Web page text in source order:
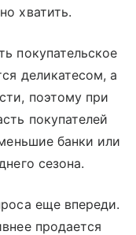
хватить.
покупательское
деликатесом, а
поэтому при
покупателей
банки или
сезона.
еще впереди.
продается